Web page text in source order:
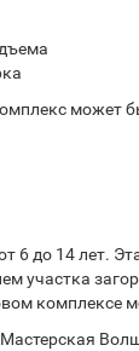
может
6 до 14 лет.
участка
комплексе